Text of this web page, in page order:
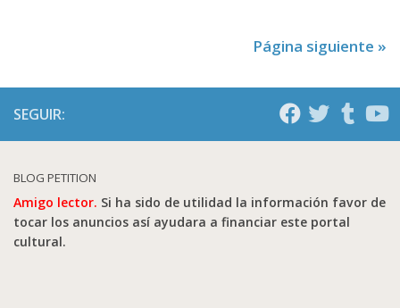
Página siguiente »
SEGUIR:
BLOG PETITION
Amigo lector. Si ha sido de utilidad la información favor de
tocar los anuncios así ayudara a financiar este portal
cultural.